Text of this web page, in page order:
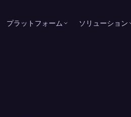
プラットフォーム ソリューション